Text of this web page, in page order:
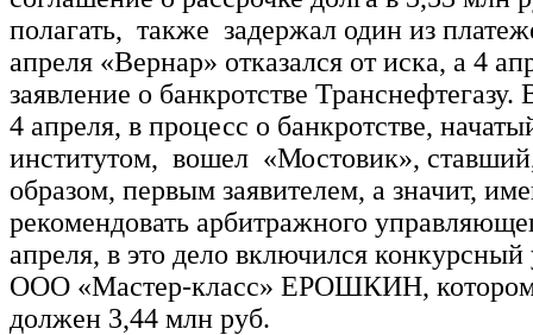
полагать, также задержал один из
апреля «Вернар» отказался от иска, а 4
заявление о банкротстве
4 апреля, в процесс о банкротстве,
институтом, вошел «Мостовик»,
образом, первым заявителем, а значит,
рекомендовать арбитражного
апреля, в это дело включился
ООО «Мастер-класс» ЕРОШКИН,
должен 3,44 млн руб.